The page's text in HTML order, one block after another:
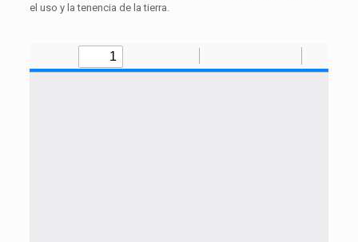
el uso y la tenencia de la tierra.